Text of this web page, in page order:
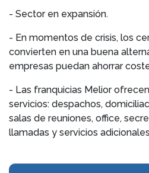
- Sector en expansión.
- En momentos de crisis, los
convierten en una buena
empresas puedan ahorrar
- Las franquicias Melior
servicios: despachos,
salas de reuniones, office,
llamadas y servicios